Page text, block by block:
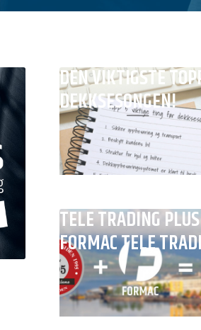
DEN VIKTIGSTE
DEKKSESONGEN!
TELE TRADING
FORMAC TELE